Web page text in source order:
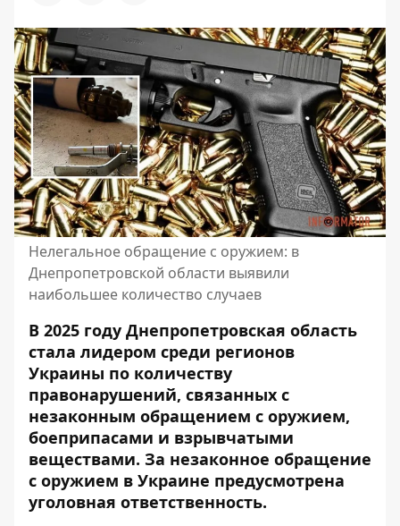
Нелегальное обращение с оружием: в
Днепропетровской области выявили
наибольшее количество случаев
В 2025 году Днепропетровская область
стала лидером среди регионов
Украины по количеству
правонарушений, связанных с
незаконным обращением с оружием,
боеприпасами и взрывчатыми
веществами. За незаконное обращение
с оружием в Украине предусмотрена
уголовная ответственность.